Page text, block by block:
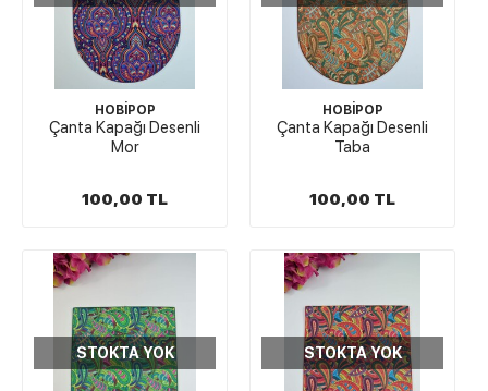
HOBİPOP
Çanta Kapağı Desenli
Mor
100,00 TL
HOBİPOP
Çanta Kapağı Desenli
Taba
100,00 TL
STOKTA YOK STOKTA YOK